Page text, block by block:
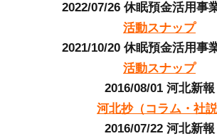
2022/07/26 休眠預金活用事
活動スナップ
2021/10/20 休眠預金活用事
活動スナップ
2016/08/01 河北新報
河北抄（コラム・社
2016/07/22 河北新報